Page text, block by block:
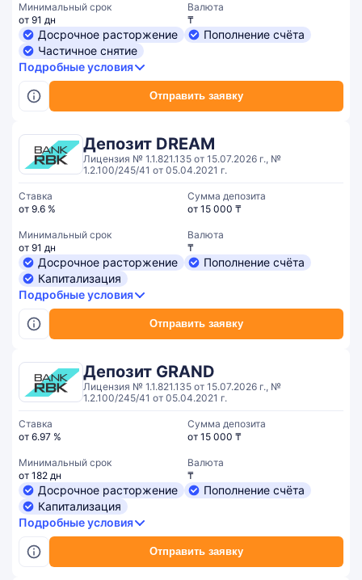
Отправить заявку
Минимальный срок
от 91 дн
Валюта
₸
Досрочное расторжение
Пополнение счёта
Частичное снятие
Подробные условия
Депозит DREAM
Лицензия № 1.1.821.135 от 15.07.2026 г., №
1.2.100/245/41 от 05.04.2021 г.
Отправить заявку
Ставка
от 9.6 %
Сумма депозита
от 15 000 ₸
Минимальный срок
от 91 дн
Валюта
₸
Досрочное расторжение
Пополнение счёта
Капитализация
Подробные условия
Депозит GRAND
Лицензия № 1.1.821.135 от 15.07.2026 г., №
1.2.100/245/41 от 05.04.2021 г.
Отправить заявку
Ставка
от 6.97 %
Сумма депозита
от 15 000 ₸
Минимальный срок
от 182 дн
Валюта
₸
Досрочное расторжение
Пополнение счёта
Капитализация
Подробные условия